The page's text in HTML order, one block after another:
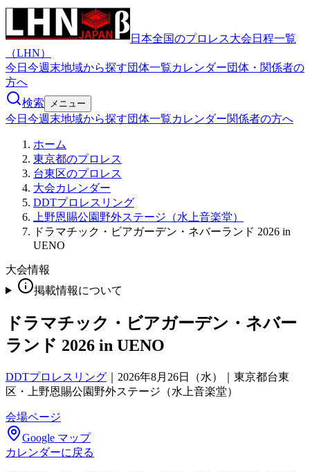
日本全国のプロレス大会日程一覧
（LHN）
今日 今週末地域から探す団体一覧カレンダー団体・関係者の
方へ
検索
メニュー
今日 今週末地域から探す団体一覧カレンダー関係者の方へ
ホーム
東京都のプロレス
台東区のプロレス
大会カレンダー
DDTプロレスリング
上野恩賜公園野外ステージ（水上音楽堂）
ドラマチック・ビアガーデン・ネバーランド 2026 in
UENO
大会情報
掲載情報について
ドラマチック・ビアガーデン・ネバー
ランド 2026 in UENO
DDTプロレスリング
2026年8月26日（水）｜東京都台東
区・上野恩賜公園野外ステージ（水上音楽堂）
会場ページ
Google マップ
カレンダーに戻る